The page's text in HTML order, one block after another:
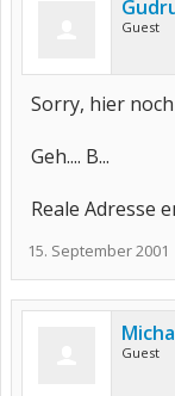
Guest
Sorry, hier
Geh.... B...
Reale Adresse
15. September 2001
Guest